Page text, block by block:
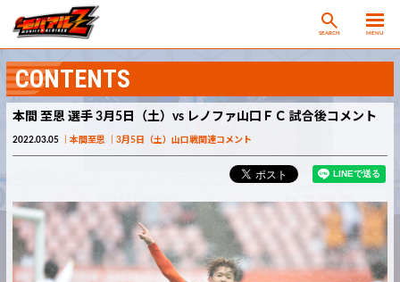
SEARCH MENU
CONTENTS
本間 至恩 選手 3月5日（土）vs レノファ山口ＦＣ 試合後コメント
2022.03.05 本間至恩 3月5日（土）山口戦関連コメント